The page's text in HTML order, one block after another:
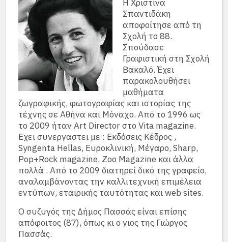
Η Χριστίνα
Σπαντιδάκη
αποφοίτησε από τη
Σχολή το 88.
Σπούδασε
Γραφιστική στη Σχολή
Βακαλό. Έχει
παρακολουθήσει
μαθήματα
ζωγραφικής, φωτογραφίας και ιστορίας της
τέχνης σε Αθήνα και Μόναχο. Από το 1996 ως
το 2009 ήταν Art Director στο Vita magazine.
Εχει συνεργαστει με : Εκδόσεις Κέδρος ,
Syngenta Hellas, Ευροκλινική, Μέγαρο, Sharp,
Pop+Rock magazine, Zoo Magazine και άλλα
πολλά . Από το 2009 διατηρεί δικό της γραφείο,
αναλαμβάνοντας την καλλιτεχνική επιμέλεια
εντύπων, εταιρικής ταυτότητας και web sites.
Ο συζυγός της Δήμος Πασσάς είναι επίσης
απόφοιτος (87), όπως κι ο γιος της Γιώργος
Πασσάς.